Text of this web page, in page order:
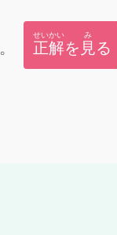
正解
せいかい
を 見
み
る